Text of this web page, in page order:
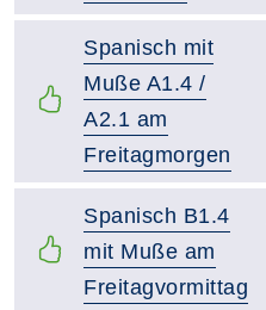
Spanisch mit
Muße A1.4 /
A2.1 am
Freitagmorgen
Spanisch B1.4
mit Muße am
Freitagvormittag